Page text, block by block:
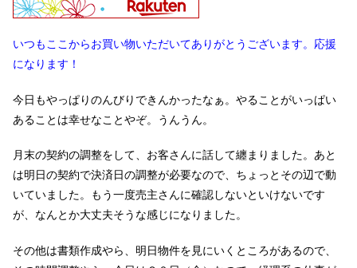
いつもここからお買い物いただいてありがとうございます。応援
になります！
今日もやっぱりのんびりできんかったなぁ。やることがいっぱい
あることは幸せなことやぞ。うんうん。
月末の契約の調整をして、お客さんに話して纏まりました。あと
は明日の契約で決済日の調整が必要なので、ちょっとその辺で動
いていました。もう一度売主さんに確認しないといけないです
が、なんとか大丈夫そうな感じになりました。
その他は書類作成やら、明日物件を見にいくところがあるので、